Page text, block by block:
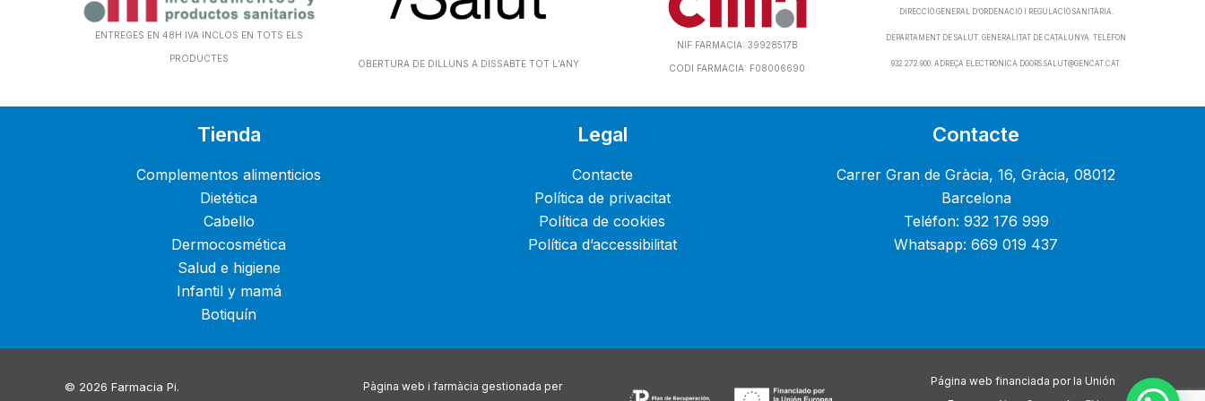
ENTREGES EN 48H IVA INCLOS EN TOTS ELS
PRODUCTES
OBERTURA DE DILLUNS A DISSABTE TOT L’ANY
NIF FARMACIA: 39928517B
CODI FARMACIA: F08006690
DIRECCIÓ GENERAL D’ORDENACIÓ I REGULACIÓ SANITÀRIA.
DEPARTAMENT DE SALUT. GENERALITAT DE CATALUNYA. TELÈFON
932 272 900. ADREÇA ELECTRÒNICA DGORS.SALUT@GENCAT.CAT.
Tienda
Complementos alimenticios
Dietética
Cabello
Dermocosmética
Salud e higiene
Infantil y mamá
Botiquín
Legal
Contacte
Política de privacitat
Política de cookies
Política d’accessibilitat
Contacte
Carrer Gran de Gràcia, 16, Gràcia, 08012
Barcelona
Teléfon: 932 176 999
Whatsapp: 669 019 437
© 2026 Farmacia Pi. Pàgina web i farmàcia gestionada per
Página web financiada por la Unión